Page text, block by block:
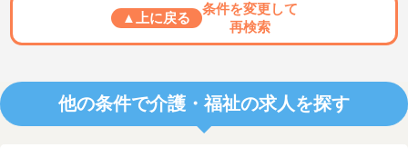
▲上に戻る
条件を変更して
再検索
他の条件で介護・福祉の求人を探す